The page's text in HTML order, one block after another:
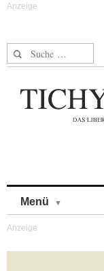
Suche nach:
Menü